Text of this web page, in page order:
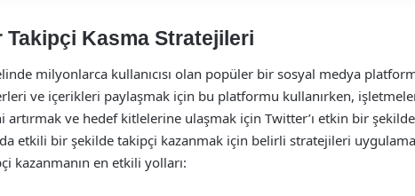
Takipçi Kasma Stratejileri
milyonlarca kullanıcısı olan popüler bir sosyal medya
ve içerikleri paylaşmak için bu platformu kullanırken,
ve hedef kitlelerine ulaşmak için Twitter’ı etkin bir
etkili bir şekilde takipçi kazanmak için belirli stratejileri
kazanmanın en etkili yolları: